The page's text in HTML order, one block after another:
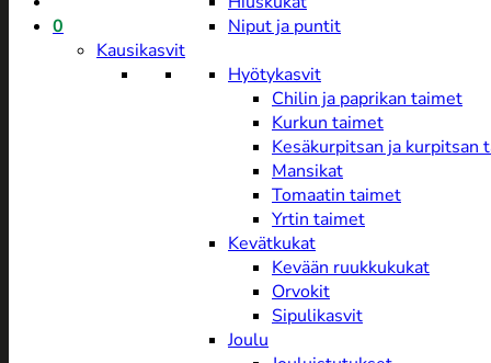
0
Niput ja puntit
Kausikasvit
Hyötykasvit
Chilin ja paprikan taimet
Kurkun taimet
Kesäkurpitsan ja kurpitsan
Mansikat
Tomaatin taimet
Yrtin taimet
Kevätkukat
Kevään ruukkukukat
Orvokit
Sipulikasvit
Joulu